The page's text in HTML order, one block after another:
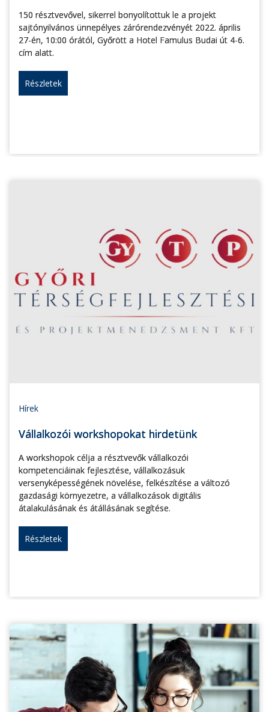
150 résztvevővel, sikerrel bonyolítottuk le a projekt
sajtónyilvános ünnepélyes zárórendezvényét 2022. április
27-én, 10:00 órától, Győrött a Hotel Famulus Budai út 4-6.
cím alatt.
Részletek
Hírek
Vállalkozói workshopokat hirdetünk
A workshopok célja a résztvevők vállalkozói
kompetenciáinak fejlesztése, vállalkozásuk
versenyképességének növelése, felkészítése a változó
gazdasági környezetre, a vállalkozások digitális
átalakulásának és átállásának segítése.
Részletek